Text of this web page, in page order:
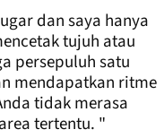
dan saya hanya
tujuh atau
persepuluh satu
mendapatkan ritme
tidak merasa
tertentu. "